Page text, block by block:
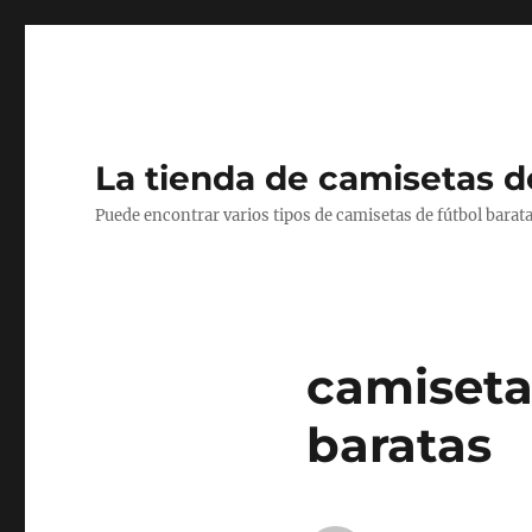
La tienda de camisetas
Puede encontrar varios tipos de camisetas de fútbol
baratas